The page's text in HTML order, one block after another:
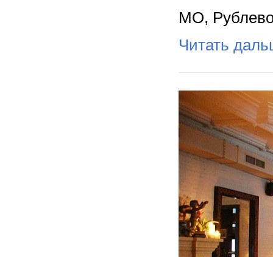
МО,
Читать